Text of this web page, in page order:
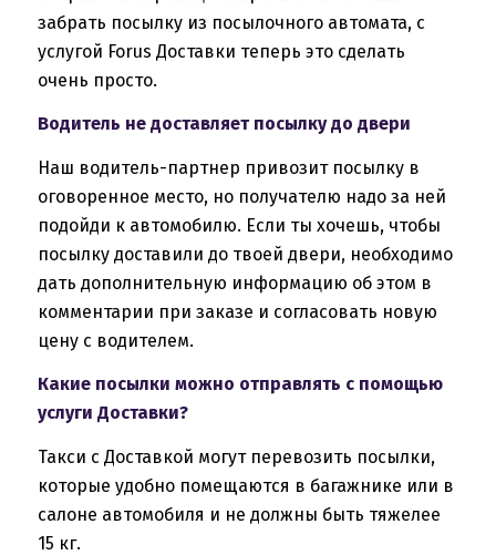
забрать посылку из посылочного автомата, с
услугой Forus Доставки теперь это сделать
очень просто.
Водитель не доставляет посылку до двери
Наш водитель-партнер привозит посылку в
оговоренное место, но получателю надо за ней
подойди к автомобилю. Если ты хочешь, чтобы
посылку доставили до твоей двери, необходимо
дать дополнительную информацию об этом в
комментарии при заказе и согласовать новую
цену с водителем.
Какие посылки можно отправлять с помощью
услуги Доставки?
Такси с Доставкой могут перевозить посылки,
которые удобно помещаются в багажнике или в
салоне автомобиля и не должны быть тяжелее
15 кг.